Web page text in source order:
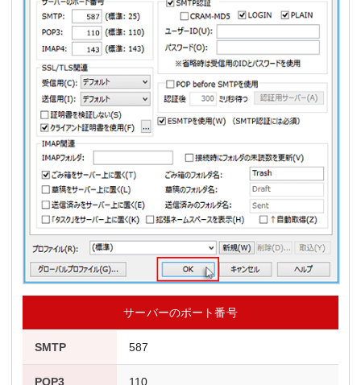
サーバーのポート番号
SMTP 587
POP3 110